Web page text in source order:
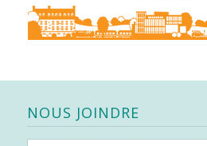
NOUS JOINDRE